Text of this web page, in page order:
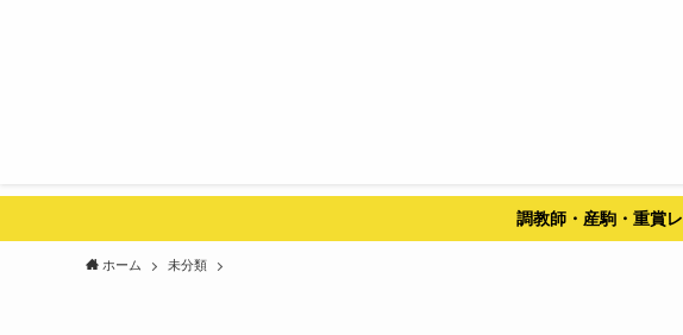
調教師・産駒・重賞
ホーム 未分類